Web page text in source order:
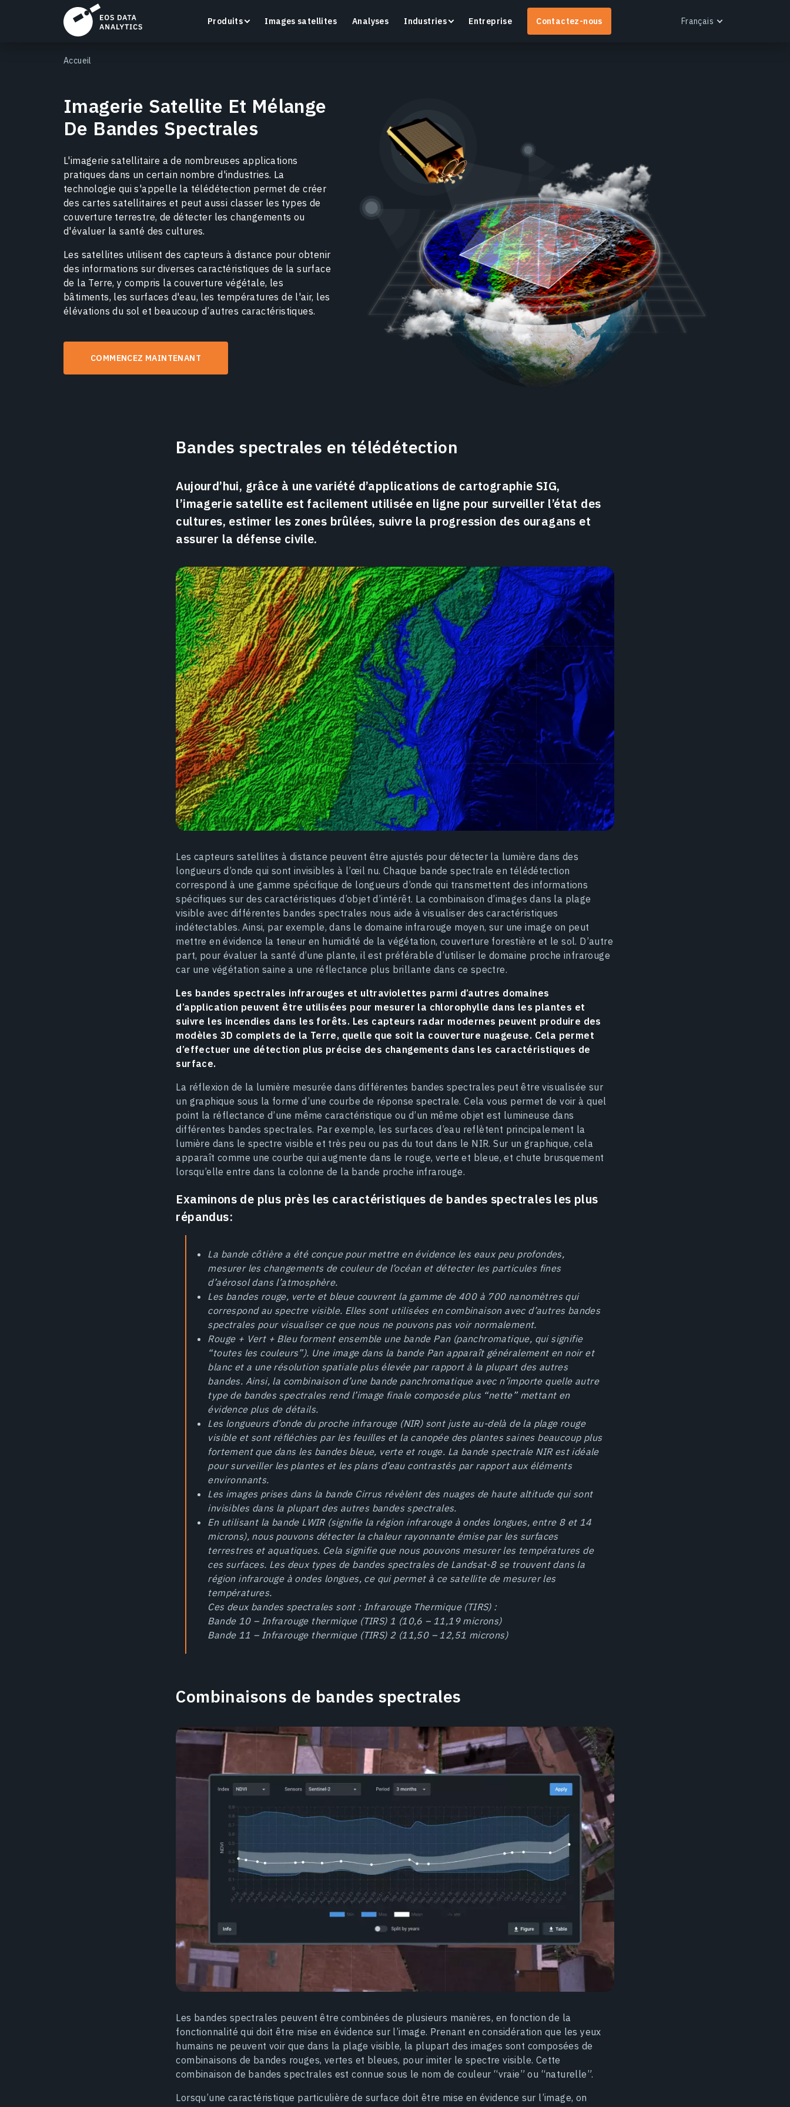
Produits
LandViewer
Recherchez, visualisez et analysez des images
En savoir plus
Suivez la santé des cultures et l’état des champs
grâce à une plateforme intelligente d’agriculture de
précision.
En savoir plus
avec des visualisations avancées pour tout secteur.
En savoir plus
Images satellites Analyses Industries Entreprise Contactez-nous Français
Accueil
Imagerie Satellite Et Mélange
De Bandes Spectrales
L'imagerie satellitaire a de nombreuses applications
pratiques dans un certain nombre d'industries. La
technologie qui s'appelle la télédétection permet de créer
des cartes satellitaires et peut aussi classer les types de
couverture terrestre, de détecter les changements ou
d'évaluer la santé des cultures.
Les satellites utilisent des capteurs à distance pour obtenir
des informations sur diverses caractéristiques de la surface
de la Terre, y compris la couverture végétale, les
bâtiments, les surfaces d'eau, les températures de l'air, les
élévations du sol et beaucoup d’autres caractéristiques.
COMMENCEZ MAINTENANT
Bandes spectrales en télédétection
Aujourd’hui, grâce à une variété d’applications de cartographie SIG,
l’imagerie satellite est facilement utilisée en ligne pour surveiller l’état des
cultures, estimer les zones brûlées, suivre la progression des ouragans et
assurer la défense civile.
Les capteurs satellites à distance peuvent être ajustés pour détecter la lumière dans des
longueurs d’onde qui sont invisibles à l’œil nu. Chaque bande spectrale en télédétection
correspond à une gamme spécifique de longueurs d’onde qui transmettent des informations
spécifiques sur des caractéristiques d’objet d’intérêt. La combinaison d’images dans la plage
visible avec différentes bandes spectrales nous aide à visualiser des caractéristiques
indétectables. Ainsi, par exemple, dans le domaine infrarouge moyen, sur une image on peut
mettre en évidence la teneur en humidité de la végétation, couverture forestière et le sol. D’autre
part, pour évaluer la santé d’une plante, il est préférable d’utiliser le domaine proche infrarouge
car une végétation saine a une réflectance plus brillante dans ce spectre.
Les bandes spectrales infrarouges et ultraviolettes parmi d’autres domaines
d’application peuvent être utilisées pour mesurer la chlorophylle dans les plantes et
suivre les incendies dans les forêts. Les capteurs radar modernes peuvent produire des
modèles 3D complets de la Terre, quelle que soit la couverture nuageuse. Cela permet
d’effectuer une détection plus précise des changements dans les caractéristiques de
surface.
La réflexion de la lumière mesurée dans différentes bandes spectrales peut être visualisée sur
un graphique sous la forme d’une courbe de réponse spectrale. Cela vous permet de voir à quel
point la réflectance d’une même caractéristique ou d’un même objet est lumineuse dans
différentes bandes spectrales. Par exemple, les surfaces d’eau reflètent principalement la
lumière dans le spectre visible et très peu ou pas du tout dans le NIR. Sur un graphique, cela
apparaît comme une courbe qui augmente dans le rouge, verte et bleue, et chute brusquement
lorsqu’elle entre dans la colonne de la bande proche infrarouge.
Examinons de plus près les caractéristiques de bandes spectrales les plus
répandus:
La bande côtière a été conçue pour mettre en évidence les eaux peu profondes,
mesurer les changements de couleur de l’océan et détecter les particules fines
d’aérosol dans l’atmosphère.
Les bandes rouge, verte et bleue couvrent la gamme de 400 à 700 nanomètres qui
correspond au spectre visible. Elles sont utilisées en combinaison avec d’autres bandes
spectrales pour visualiser ce que nous ne pouvons pas voir normalement.
Rouge + Vert + Bleu forment ensemble une bande Pan (panchromatique, qui signifie
“toutes les couleurs”). Une image dans la bande Pan apparaît généralement en noir et
blanc et a une résolution spatiale plus élevée par rapport à la plupart des autres
bandes. Ainsi, la combinaison d’une bande panchromatique avec n’importe quelle autre
type de bandes spectrales rend l’image finale composée plus “nette” mettant en
évidence plus de détails.
Les longueurs d’onde du proche infrarouge (NIR) sont juste au-delà de la plage rouge
visible et sont réfléchies par les feuilles et la canopée des plantes saines beaucoup plus
fortement que dans les bandes bleue, verte et rouge. La bande spectrale NIR est idéale
pour surveiller les plantes et les plans d’eau contrastés par rapport aux éléments
environnants.
Les images prises dans la bande Cirrus révèlent des nuages ​​de haute altitude qui sont
invisibles dans la plupart des autres bandes spectrales.
En utilisant la bande LWIR (signifie la région infrarouge à ondes longues, entre 8 et 14
microns), nous pouvons détecter la chaleur rayonnante émise par les surfaces
terrestres et aquatiques. Cela signifie que nous pouvons mesurer les températures de
ces surfaces. Les deux types de bandes spectrales de Landsat-8 se trouvent dans la
région infrarouge à ondes longues, ce qui permet à ce satellite de mesurer les
températures.
Ces deux bandes spectrales sont : Infrarouge Thermique (TIRS) :
Bande 10 – Infrarouge thermique (TIRS) 1 (10,6 – 11,19 microns)
Bande 11 – Infrarouge thermique (TIRS) 2 (11,50 – 12,51 microns)
Combinaisons de bandes spectrales
Les bandes spectrales peuvent être combinées de plusieurs manières, en fonction de la
fonctionnalité qui doit être mise en évidence sur l’image. Prenant en considération que les yeux
humains ne peuvent voir que dans la plage visible, la plupart des images sont composées de
combinaisons de bandes rouges, vertes et bleues, pour imiter le spectre visible. Cette
combinaison de bandes spectrales est connue sous le nom de couleur “vraie” ou “naturelle”.
Lorsqu’une caractéristique particulière de surface doit être mise en évidence sur l’image, on